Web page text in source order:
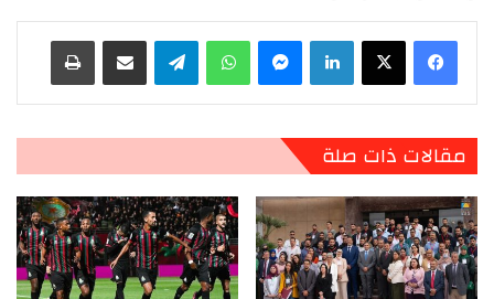
لينكدإن ماسنجر واتساب تيلقرام مشاركة عبر البريد طباعة
مقالات ذات صلة